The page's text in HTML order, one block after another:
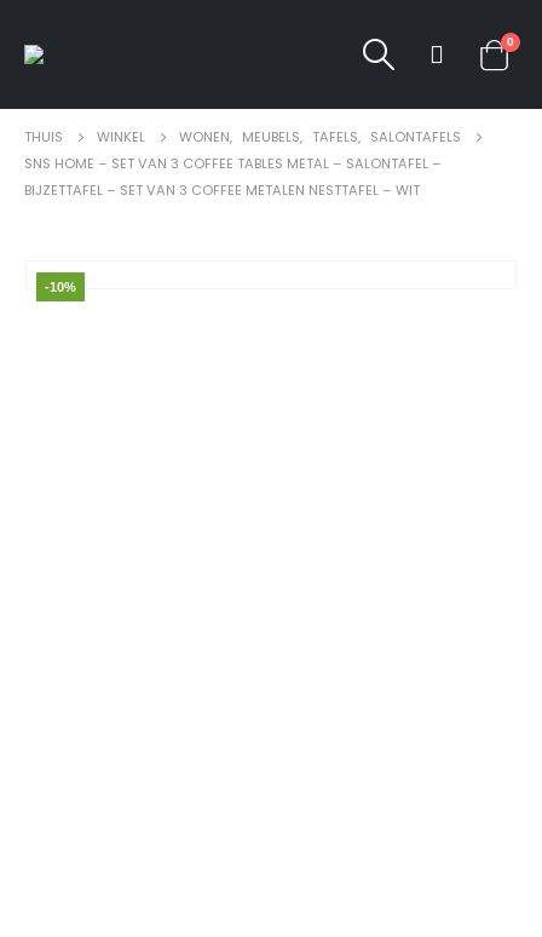
0
THUIS WINKEL WONEN, MEUBELS, TAFELS, SALONTAFELS
SNS HOME – SET VAN 3 COFFEE TABLES METAL – SALONTAFEL –
BIJZETTAFEL – SET VAN 3 COFFEE METALEN NESTTAFEL – WIT
-10%